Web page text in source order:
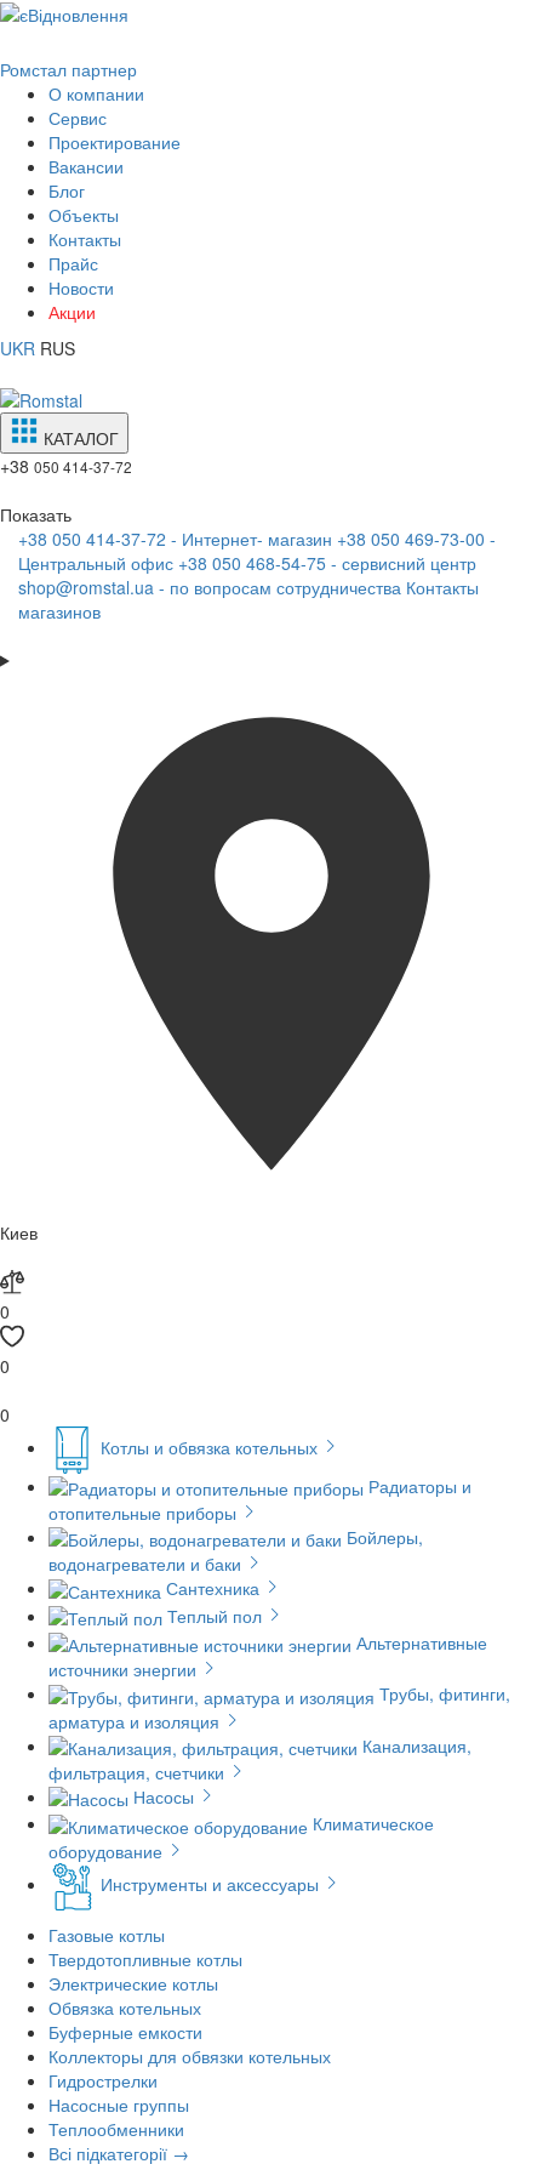
Ромстал партнер
О компании
Сервис
Проектирование
Вакансии
Блог
Объекты
Контакты
Прайс
Новости
Акции
UKR RUS
КАТАЛОГ
+38 050 414-37-72
Показать
+38 050 414-37-72 - Интернет- магазин +38 050 469-73-00 -
Центральный офис +38 050 468-54-75 - сервисний центр
shop@romstal.ua - по вопросам сотрудничества Контакты
магазинов
Киев
0
0
0
Котлы и обвязка котельных
Радиаторы и
отопительные приборы
Бойлеры,
водонагреватели и баки
Сантехника
Теплый пол
Альтернативные
источники энергии
Трубы, фитинги,
арматура и изоляция
Канализация,
фильтрация, счетчики
Насосы
Климатическое
оборудование
Инструменты и аксессуары
Газовые котлы
Твердотопливные котлы
Электрические котлы
Обвязка котельных
Буферные емкости
Коллекторы для обвязки котельных
Гидрострелки
Насосные группы
Теплообменники
Всі підкатегорії →